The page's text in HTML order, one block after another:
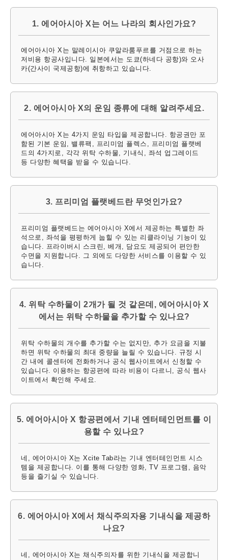
1. 에어아시아 X는 어느 나라의 회사인가요?
에어아시아 X는 말레이시아 쿠알라룸푸르를 거점으로 하는
저비용 항공사입니다. 일본에서는 도쿄(하네다 공항)와 오사
카(간사이 국제공항)에 취항하고 있습니다.
2. 에어아시아 X의 운임 종류에 대해 알려주세요.
에어아시아 X는 4가지 운임 타입을 제공합니다. 항공권만 포
함된 기본 운임, 밸류팩, 프리미엄 플렉스, 프리미엄 플랫베
드의 4가지로, 각각 위탁 수하물, 기내식, 좌석 업그레이드
등 다양한 혜택을 받을 수 있습니다.
3. 프리미엄 플랫베드란 무엇인가요?
프리미엄 플랫베드는 에어아시아 X에서 제공하는 특별한 좌
석으로, 좌석을 평평하게 눕힐 수 있는 리클라이닝 기능이 있
습니다. 프라이버시 스크린, 베개, 담요도 제공되어 편안한
수면을 지원합니다. 그 외에도 다양한 서비스를 이용할 수 있
습니다.
4. 위탁 수하물이 2개가 될 것 같은데, 에어아시아 X
에서는 위탁 수하물을 추가할 수 있나요?
위탁 수하물의 개수를 추가할 수는 없지만, 추가 요금을 지불
하면 위탁 수하물의 최대 중량을 늘릴 수 있습니다. 규정 시
간 내에 콜센터에 전화하거나 공식 웹사이트에서 신청할 수
있습니다. 이용하는 항공편에 따라 비용이 다르니, 공식 웹사
이트에서 확인해 주세요.
5. 에어아시아 X 항공편에서 기내 엔터테인먼트를 이
용할 수 있나요?
네, 에어아시아 X는 Xcite Tab라는 기내 엔터테인먼트 시스
템을 제공합니다. 이를 통해 다양한 영화, TV 프로그램, 음악
등을 즐기실 수 있습니다.
6. 에어아시아 X에서 채식주의자용 기내식을 제공하
나요?
네, 에어아시아 X는 채식주의자를 위한 기내식을 제공합니